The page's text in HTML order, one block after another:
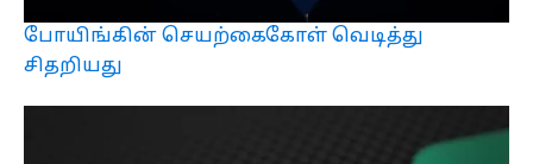
போயிங்கின் செயற்கைகோள் வெடித்து
சிதறியது